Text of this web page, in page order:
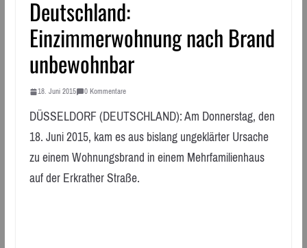
Deutschland:
Einzimmerwohnung nach Brand
unbewohnbar
18. Juni 2015 0 Kommentare
DÜSSELDORF (DEUTSCHLAND): Am Donnerstag, den
18. Juni 2015, kam es aus bislang ungeklärter Ursache
zu einem Wohnungsbrand in einem Mehrfamilienhaus
auf der Erkrather Straße.